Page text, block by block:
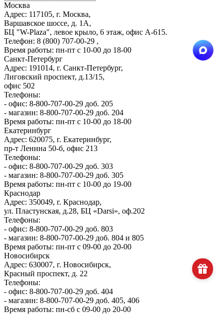
Москва
Адрес: 117105, г. Москва,
Варшавское шоссе, д. 1А,
БЦ "W-Plaza", левое крыло, 6 этаж, офис А-615.
Телефон: 8 (800) 707-00-29 ,
Время работы: пн-пт с 10-00 до 18-00
Санкт-Петербург
Адрес: 191014, г. Санкт-Петербург,
Лиговский проспект, д.13/15,
офис 502
Телефоны:
- офис: 8-800-707-00-29 доб. 205
- магазин: 8-800-707-00-29 доб. 204
Время работы: пн-пт с 10-00 до 18-00
Екатеринбург
Адрес: 620075, г. Екатеринбург,
пр-т Ленина 50-б, офис 213
Телефоны:
- офис: 8-800-707-00-29 доб. 303
- магазин: 8-800-707-00-29 доб. 305
Время работы: пн-пт с 10-00 до 19-00
Краснодар
Адрес: 350049, г. Краснодар,
ул. Пластунская, д.28, БЦ «Darsi», оф.202
Телефоны:
- офис: 8-800-707-00-29 доб. 803
- магазин: 8-800-707-00-29 доб. 804 и 805
Время работы: пн-пт с 09-00 до 20-00
Новосибирск
Адрес: 630007, г. Новосибирск,
Красный проспект, д. 22
Телефоны:
- офис: 8-800-707-00-29 доб. 404
- магазин: 8-800-707-00-29 доб. 405, 406
Время работы: пн-сб с 09-00 до 20-00